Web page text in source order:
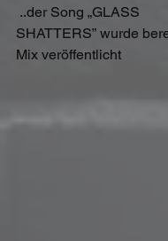
..der Song „GLASS
SHATTERS” wurde
Mix veröffentlicht